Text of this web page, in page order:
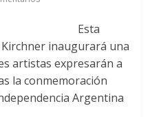
Esta
inaugurará una
artistas expresarán a
la conmemoración
Argentina